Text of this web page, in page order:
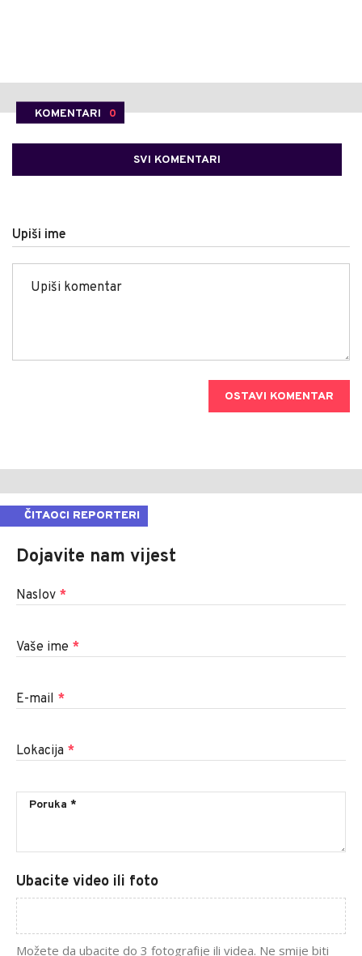
KOMENTARI 0
SVI KOMENTARI
Upiši ime
OSTAVI KOMENTAR
ČITAOCI REPORTERI
Dojavite nam vijest
Naslov *
Vaše ime *
E-mail *
Lokacija *
Ubacite video ili foto
Možete da ubacite do 3 fotografije ili videa. Ne smije biti